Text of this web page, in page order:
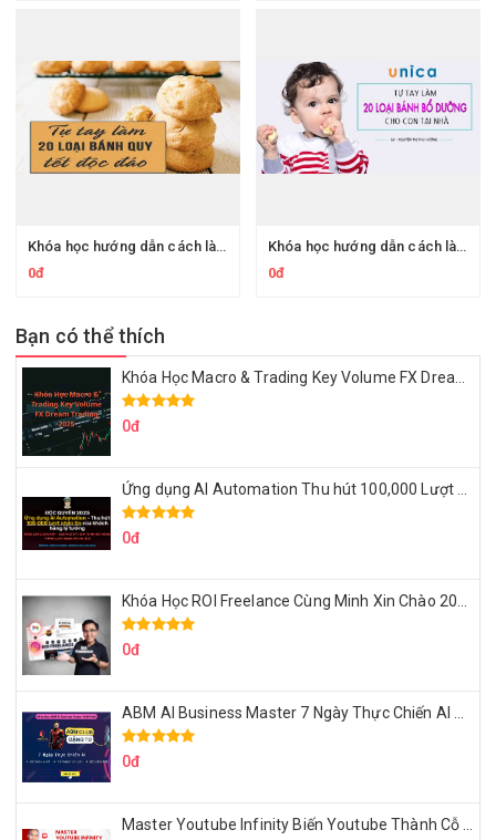
Khóa học hướng dẫn cách làm 20 loại bánh quy Tết cực ngon
0đ
Khóa học hướng dẫn cách làm 20 loại bánh bổ dưỡng cho con tại nhà
0đ
Bạn có thể thích
0đ
0đ
0đ
0đ